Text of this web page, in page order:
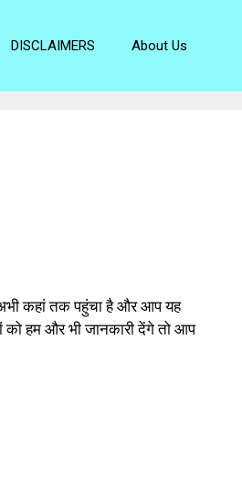
DISCLAIMERS About Us
कहां तक पहुंचा है और आप यह
को हम और भी जानकारी देंगे तो आप